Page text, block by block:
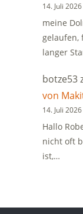
14. Juli 2026
meine
gelaufen,
langer
botze53
von
14. Juli 2026
Hallo
nicht oft
ist,…